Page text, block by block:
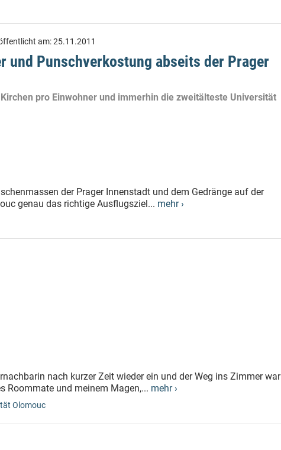
am:25.11.2011
und Punschverkostung abseits der Prager
pro Einwohner und immerhin die zweitälteste Universität
der Prager Innenstadt und dem Gedränge auf der
genau das richtige Ausflugsziel... mehr ›
nach kurzer Zeit wieder ein und der Weg ins Zimmer war
Roommate und meinem Magen,... mehr ›
Olomouc